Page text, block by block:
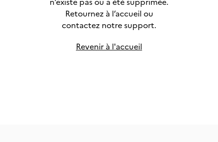
Retournez à l’accueil ou
contactez notre support.
Revenir à l'accueil